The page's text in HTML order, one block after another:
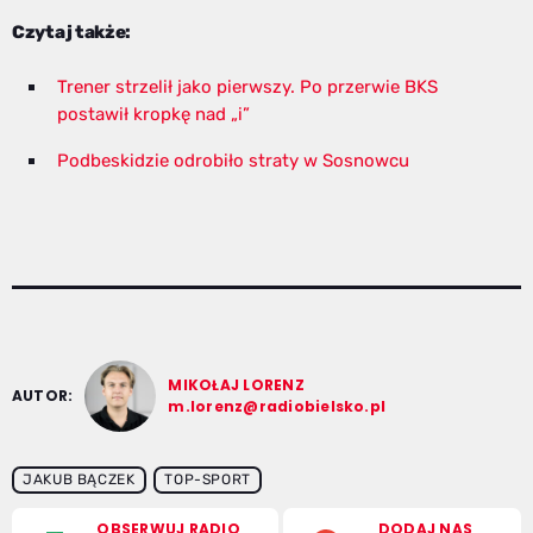
Czytaj także:
Trener strzelił jako pierwszy. Po przerwie BKS
postawił kropkę nad „i”
Podbeskidzie odrobiło straty w Sosnowcu
AUTOR:
MIKOŁAJ LORENZ
m.lorenz@radiobielsko.pl
JAKUB BĄCZEK TOP-SPORT
OBSERWUJ RADIO DODAJ NAS